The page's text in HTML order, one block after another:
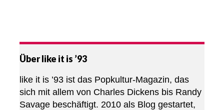
Über like it is ’93
like it is ’93 ist das Popkultur-Magazin, das
sich mit allem von Charles Dickens bis Randy
Savage beschäftigt. 2010 als Blog gestartet,